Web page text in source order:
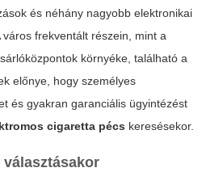
és néhány nagyobb elektronikai
frekventált részein, mint a
környéke, található a
előnye, hogy személyes
és gyakran garanciális ügyintézést
cigaretta pécs keresésekor.